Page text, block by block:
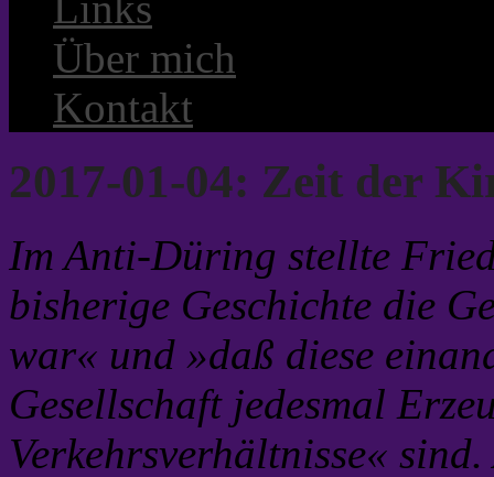
Über mich
Kontakt
2017-01-04: Zeit der
Im Anti-Düring stellte
bisherige Geschichte die
war« und »daß diese
Gesellschaft jedesmal
Verkehrsverhältnisse«